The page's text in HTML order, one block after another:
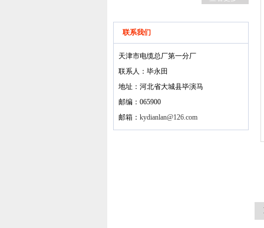
联系我们
天津市电缆总厂第一分厂
联系人：毕永田
地址：河北省大城县毕演马
邮编：065900
邮箱： kydianlan@126.com